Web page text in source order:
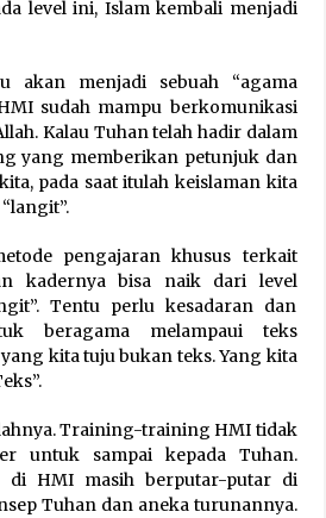
level ini, Islam kembali menjadi
akan menjadi sebuah “agama
sudah mampu berkomunikasi
Kalau Tuhan telah hadir dalam
yang memberikan petunjuk dan
pada saat itulah keislaman kita
pengajaran khusus terkait
kadernya bisa naik dari level
Tentu perlu kesadaran dan
beragama melampaui teks
yang kita tuju bukan teks. Yang kita
Training-training HMI tidak
untuk sampai kepada Tuhan.
di HMI masih berputar-putar di
Tuhan dan aneka turunannya.